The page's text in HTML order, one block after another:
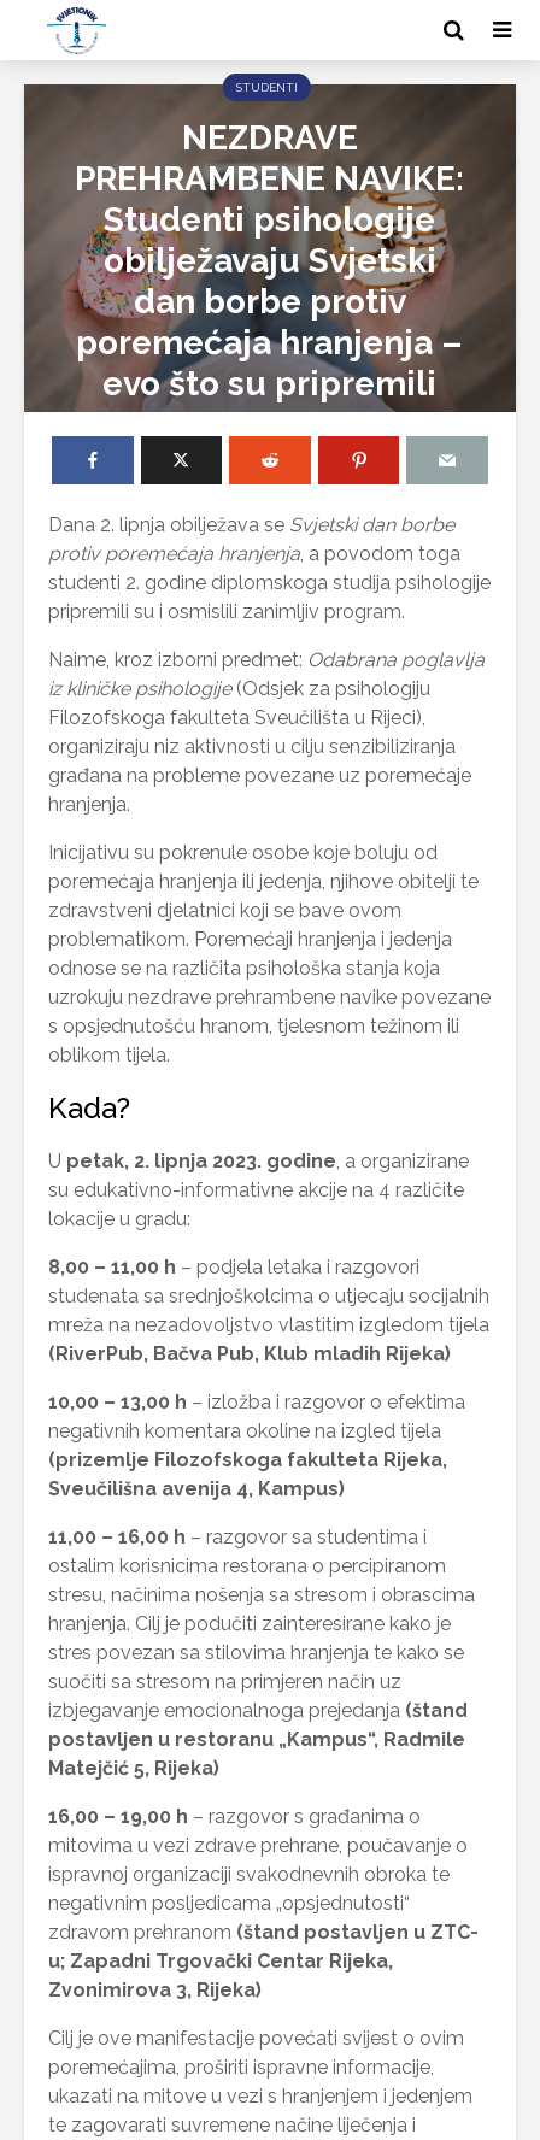
STUDENTI
NEZDRAVE
PREHRAMBENE NAVIKE:
Studenti psihologije
obilježavaju Svjetski
dan borbe protiv
poremećaja hranjenja –
evo što su pripremili
Dana 2. lipnja obilježava se Svjetski dan borbe
protiv poremećaja hranjenja , a povodom toga
studenti 2. godine diplomskoga studija psihologije
pripremili su i osmislili zanimljiv program.
Naime, kroz izborni predmet: Odabrana poglavlja
iz kliničke psihologije(Odsjek za psihologiju
Filozofskoga fakulteta Sveučilišta u Rijeci),
organiziraju niz aktivnosti u cilju senzibiliziranja
građana na probleme povezane uz poremećaje
hranjenja.
Inicijativu su pokrenule osobe koje boluju od
poremećaja hranjenja ili jedenja, njihove obitelji te
zdravstveni djelatnici koji se bave ovom
problematikom. Poremećaji hranjenja i jedenja
odnose se na različita psihološka stanja koja
uzrokuju nezdrave prehrambene navike povezane
s opsjednutošću hranom, tjelesnom težinom ili
oblikom tijela.
Kada?
U petak, 2. lipnja 2023. godine , a organizirane
su edukativno-informativne akcije na 4 različite
lokacije u gradu:
8,00 – 11,00 h – podjela letaka i razgovori
studenata sa srednjoškolcima o utjecaju socijalnih
mreža na nezadovoljstvo vlastitim izgledom tijela
(RiverPub, Bačva Pub, Klub mladih Rijeka)
10,00 – 13,00 h – izložba i razgovor o efektima
negativnih komentara okoline na izgled tijela
(prizemlje Filozofskoga fakulteta Rijeka,
Sveučilišna avenija 4, Kampus)
11,00 – 16,00 h – razgovor sa studentima i
ostalim korisnicima restorana o percipiranom
stresu, načinima nošenja sa stresom i obrascima
hranjenja. Cilj je podučiti zainteresirane kako je
stres povezan sa stilovima hranjenja te kako se
suočiti sa stresom na primjeren način uz
izbjegavanje emocionalnoga prejedanja (štand
postavljen u restoranu „Kampus“, Radmile
Matejčić 5, Rijeka)
16,00 – 19,00 h – razgovor s građanima o
mitovima u vezi zdrave prehrane, poučavanje o
ispravnoj organizaciji svakodnevnih obroka te
negativnim posljedicama „opsjednutosti“
zdravom prehranom (štand postavljen u ZTC-
u; Zapadni Trgovački Centar Rijeka,
Zvonimirova 3, Rijeka)
Cilj je ove manifestacije povećati svijest o ovim
poremećajima, proširiti ispravne informacije,
ukazati na mitove u vezi s hranjenjem i jedenjem
te zagovarati suvremene načine liječenja i